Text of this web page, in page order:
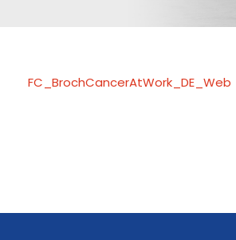
FC_BrochCancerAtWork_DE_Web